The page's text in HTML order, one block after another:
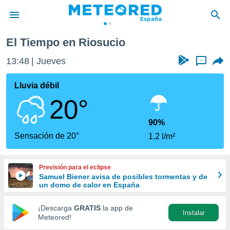
de
por
se
calidad.
a este
las
y
forma
digital
basada
El Tiempo en Riosucio
13:48 Jueves ...
Lluvia débil
20°
Sensación de 20°
90%
1.2 l/m²
Previsión para el eclipse
Samuel Biener avisa de posibles tormentas y de
un domo de calor en España
¡Descarga GRATIS la app de
Meteored!
Instalar